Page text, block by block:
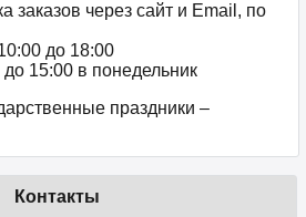
заказов через сайт и Email, по
до 18:00
до 15:00 в понедельник
праздники –
Контакты